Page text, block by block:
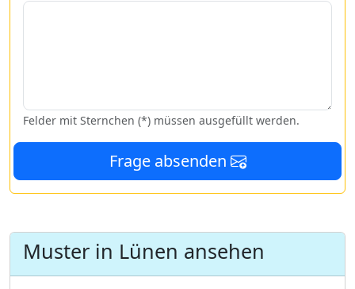
Felder mit Sternchen (*) müssen ausgefüllt werden.
Frage absenden
Muster in Lünen ansehen